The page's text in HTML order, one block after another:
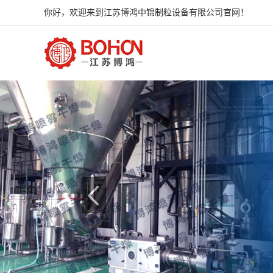
你好，欢迎来到江苏博鸿中锦制粒设备有限公司官网！